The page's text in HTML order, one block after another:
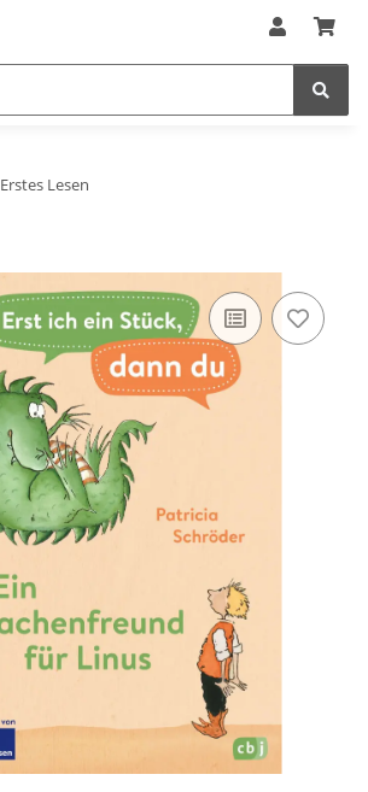
Erstes Lesen